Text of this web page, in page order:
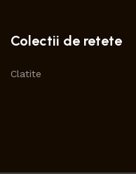
Colectii de retete
Clatite